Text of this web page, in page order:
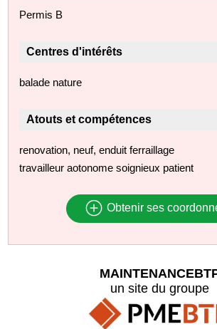
Permis B
Centres d'intérêts
balade nature
Atouts et compétences
renovation, neuf, enduit ferraillage
travailleur aotonome soignieux patient
Obtenir ses
un site du groupe